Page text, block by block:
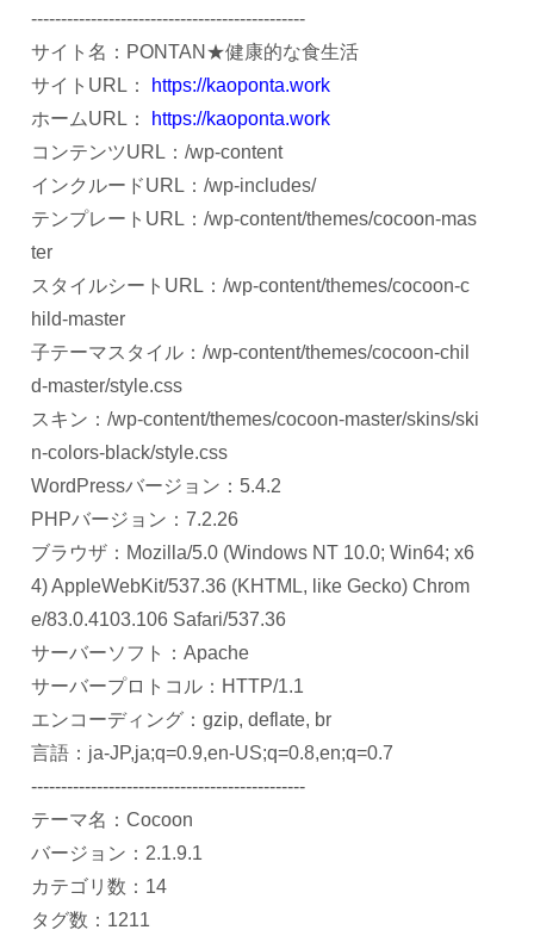
----------------------------------------------
サイト名：PONTAN★健康的な食生活
サイトURL：
https://kaoponta.work
ホームURL：
https://kaoponta.work
コンテンツURL：/wp-content
インクルードURL：/wp-includes/
テンプレートURL：/wp-content/themes/cocoon-mas
ter
スタイルシートURL：/wp-content/themes/cocoon-c
hild-master
子テーマスタイル：/wp-content/themes/cocoon-chil
d-master/style.css
スキン：/wp-content/themes/cocoon-master/skins/ski
n-colors-black/style.css
WordPressバージョン：5.4.2
PHPバージョン：7.2.26
ブラウザ：Mozilla/5.0 (Windows NT 10.0; Win64; x6
4) AppleWebKit/537.36 (KHTML, like Gecko) Chrom
e/83.0.4103.106 Safari/537.36
サーバーソフト：Apache
サーバープロトコル：HTTP/1.1
エンコーディング：gzip, deflate, br
言語：ja-JP,ja;q=0.9,en-US;q=0.8,en;q=0.7
----------------------------------------------
テーマ名：Cocoon
バージョン：2.1.9.1
カテゴリ数：14
タグ数：1211